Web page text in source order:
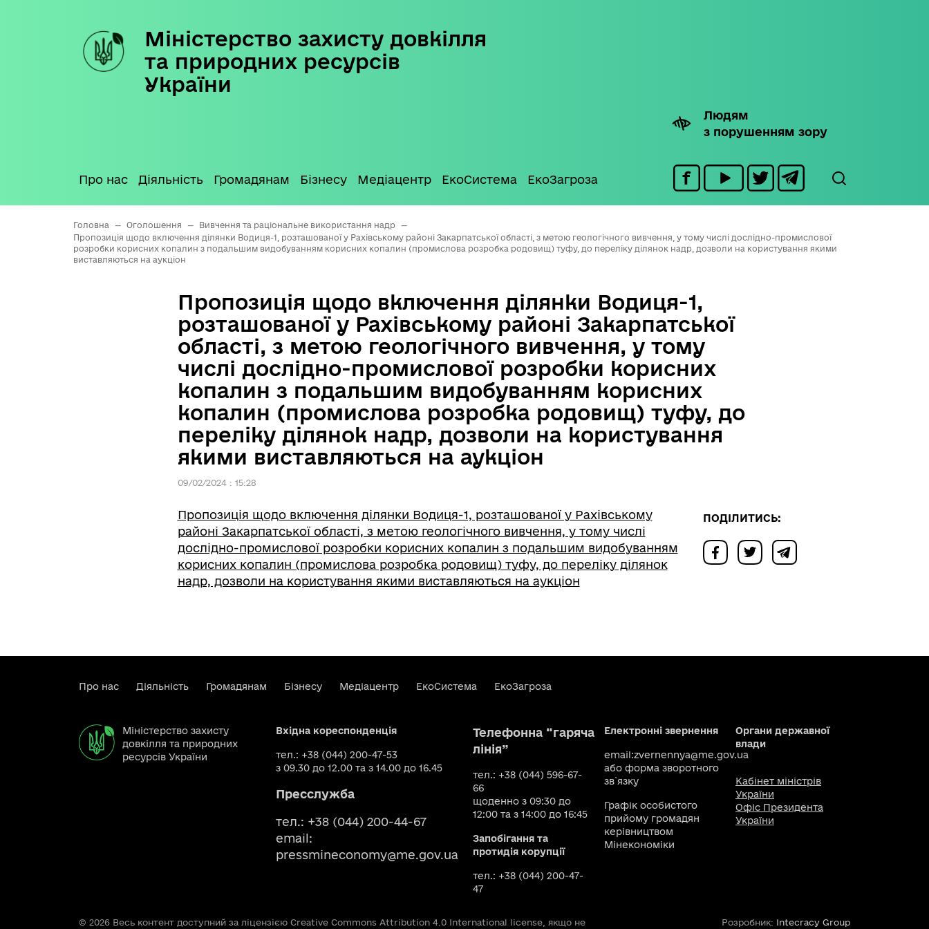
Міністерство захисту довкілля
та природних ресурсів
України
Людям
з порушенням зору
Про нас Діяльність Громадянам Бізнесу Медіацентр ЕкоСистема ЕкоЗагроза
Головна — Оголошення — Вивчення та раціональне використання надр
—
Пропозиція щодо включення ділянки Водиця-1, розташованої у Рахівському районі Закарпатської області, з метою геологічного вивчення, у тому числі дослідно-промислової
розробки корисних копалин з подальшим видобуванням корисних копалин (промислова розробка родовищ) туфу, до переліку ділянок надр, дозволи на користування якими
виставляються на аукціон
Пропозиція щодо включення ділянки Водиця-1,
розташованої у Рахівському районі Закарпатської
області, з метою геологічного вивчення, у тому
числі дослідно-промислової розробки корисних
копалин з подальшим видобуванням корисних
копалин (промислова розробка родовищ) туфу, до
переліку ділянок надр, дозволи на користування
якими виставляються на аукціон
09/02/2024 : 15:28
Пропозиція щодо включення ділянки Водиця-1, розташованої у Рахівському
районі Закарпатської області, з метою геологічного вивчення, у тому числі
дослідно-промислової розробки корисних копалин з подальшим видобуванням
корисних копалин (промислова розробка родовищ) туфу, до переліку ділянок
надр, дозволи на користування якими виставляються на аукціон
ПОДІЛИТИСЬ:
Про нас Діяльність Громадянам Бізнесу Медіацентр ЕкоСистема ЕкоЗагроза
Міністерство захисту
довкілля та природних
ресурсів України
Вхідна кореспонденція
тел.: +38 (044) 200-47-53
з 09.30 до 12.00 та з 14.00 до 16.45
Пресслужба
тел.: +38 (044) 200-44-67
email:
pressmineconomy@me.gov.ua
Телефонна “гаряча
лінія”
тел.: +38 (044) 596-67-
66
щоденно з 09:30 до
12:00 та з 14:00 до 16:45
Запобігання та
протидія корупції
тел.: +38 (044) 200-47-
47
Електронні звернення
email:zvernennya@me.gov.ua
або форма зворотного
зв`язку
Графік особистого
прийому громадян
керівництвом
Мінекономіки
Органи державної
влади
Кабінет міністрів
України
Офіс Президента
України
© 2026 Весь контент доступний за ліцензією Creative Commons Attribution 4.0 International license, якщо не
Розробник: Intecracy Group